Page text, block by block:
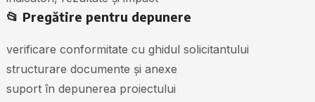
📂 Pregătire pentru depunere
verificare conformitate cu ghidul solicitantului
structurare documente și anexe
suport în depunerea proiectului